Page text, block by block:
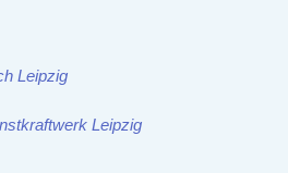
Leipzig
Leipzig